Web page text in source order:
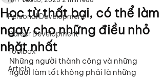
Personal Development
Career Development
Toolbox
Article
Học từ thất bại, có thể làm
ngay cho những điều nhỏ
nhặt nhất
Những người thành công và những
người làm tốt không phải là những